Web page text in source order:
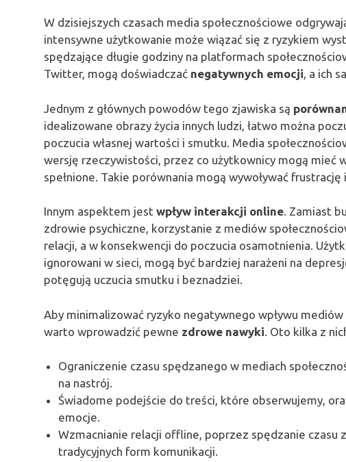
W dzisiejszych czasach media społecznościowe
intensywne użytkowanie może wiązać się z ryzykiem
spędzające długie godziny na platformach
Twitter, mogą doświadczać negatywnych emocji, a ich
Jednym z głównych powodów tego zjawiska są
idealizowane obrazy życia innych ludzi, łatwo można
poczucia własnej wartości i smutku. Media
wersję rzeczywistości, przez co użytkownicy mogą mieć
spełnione. Takie porównania mogą wywoływać frustrację
Innym aspektem jest wpływ interakcji online. Zamiast
zdrowie psychiczne, korzystanie z mediów
relacji, a w konsekwencji do poczucia osamotnienia.
ignorowani w sieci, mogą być bardziej narażeni na
potęgują uczucia smutku i beznadziei.
Aby minimalizować ryzyko negatywnego wpływu
warto wprowadzić pewne zdrowe nawyki. Oto kilka z
Ograniczenie czasu spędzanego w mediach
na nastrój.
Świadome podejście do treści, które obserwujemy,
emocje.
Wzmacnianie relacji offline, poprzez spędzanie czasu
tradycyjnych form komunikacji.